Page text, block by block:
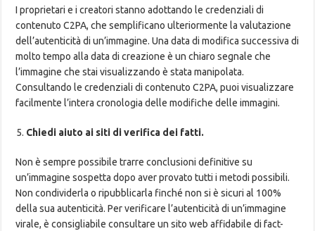
I proprietari e i creatori stanno adottando le credenziali di
contenuto C2PA, che semplificano ulteriormente la valutazione
dell’autenticità di un’immagine. Una data di modifica successiva di
molto tempo alla data di creazione è un chiaro segnale che
l’immagine che stai visualizzando è stata manipolata.
Consultando le credenziali di contenuto C2PA, puoi visualizzare
facilmente l’intera cronologia delle modifiche delle immagini.
Chiedi aiuto ai siti di verifica dei fatti.
Non è sempre possibile trarre conclusioni definitive su
un’immagine sospetta dopo aver provato tutti i metodi possibili.
Non condividerla o ripubblicarla finché non si è sicuri al 100%
della sua autenticità. Per verificare l’autenticità di un’immagine
virale, è consigliabile consultare un sito web affidabile di fact-